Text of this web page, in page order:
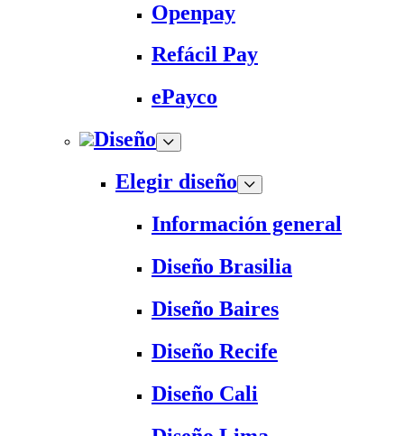
Openpay
Refácil Pay
ePayco
Diseño
Elegir diseño
Información general
Diseño Brasilia
Diseño Baires
Diseño Recife
Diseño Cali